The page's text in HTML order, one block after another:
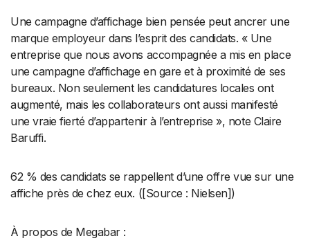
Une campagne d’affichage bien pensée peut ancrer une
marque employeur dans l’esprit des candidats. « Une
entreprise que nous avons accompagnée a mis en place
une campagne d’affichage en gare et à proximité de ses
bureaux. Non seulement les candidatures locales ont
augmenté, mais les collaborateurs ont aussi manifesté
une vraie fierté d’appartenir à l’entreprise », note Claire
Baruffi.
62 % des candidats se rappellent d’une offre vue sur une
affiche près de chez eux. ([Source : Nielsen])
À propos de Megabar :